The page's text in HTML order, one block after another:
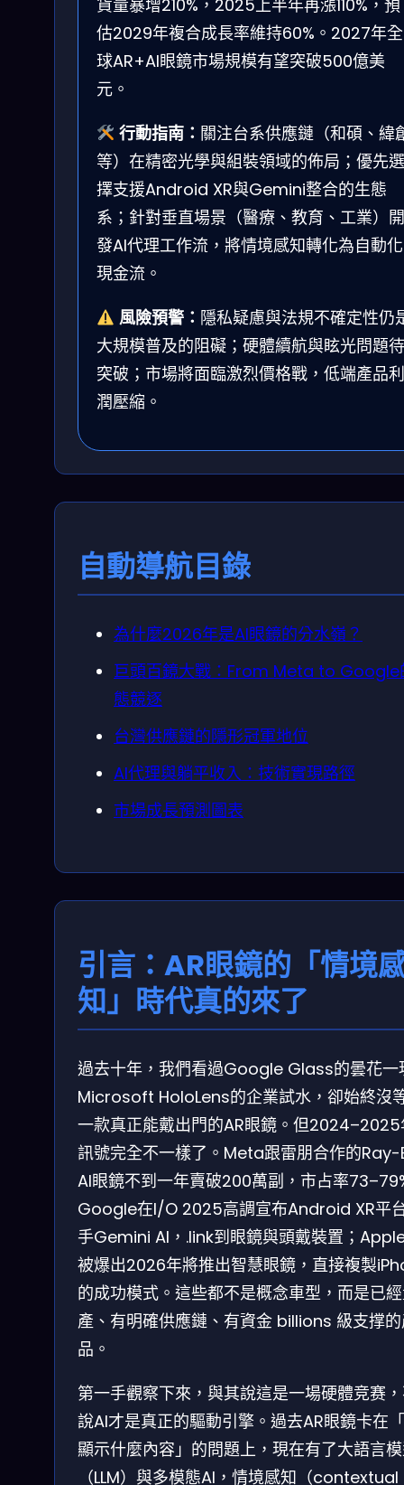
貨量暴增210%，2025上半年再漲110%，預
估2029年複合成長率維持60%。2027年全
球AR+AI眼鏡市場規模有望突破500億美
元。
行動指南： 關注台系供應鏈（和碩、緯
等）在精密光學與組裝領域的佈局；優先選
擇支援Android XR與Gemini整合的生態
系；針對垂直場景（醫療、教育、工業）開
發AI代理工作流，將情境感知轉化為自動化
現金流。
風險預警： 隱私疑慮與法規不確定性仍
大規模普及的阻礙；硬體續航與眩光問題待
突破；市場將面臨激烈價格戰，低端產品利
潤壓縮。
自動導航目錄
為什麼2026年是AI眼鏡的分水嶺？
巨頭百鏡大戰：From Meta to Google
態競逐
台灣供應鏈的隱形冠軍地位
AI代理與躺平收入：技術實現路徑
市場成長預測圖表
引言：AR眼鏡的「情境
知」時代真的來了
過去十年，我們看過Google Glass的曇花一
Microsoft HoloLens的企業試水，卻始終沒
一款真正能戴出門的AR眼鏡。但
訊號完全不一樣了。Meta跟雷朋合作的
AI眼鏡不到一年賣破200萬副，市占率
Google在I/O 2025高調宣布Android XR平
手Gemini AI，.link到眼鏡與頭戴裝置；
被爆出2026年將推出智慧眼鏡，直接複製
的成功模式。這些都不是概念車型，而是已
產、有明確供應鏈、有資金 billions 級支撑
品。
第一手觀察下來，與其說這是一場硬體竞赛
說AI才是真正的驅動引擎。過去AR眼鏡卡在
顯示什麼內容」的問題上，現在有了大語言
（LLM）與多模態AI，情境感知（contextual